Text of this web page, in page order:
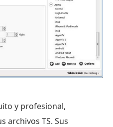
y profesional,
archivos TS. Sus